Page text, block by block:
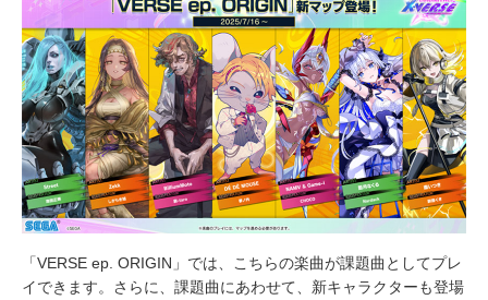
「VERSE ep. ORIGIN」では、こちらの楽曲が課題曲としてプレ
イできます。さらに、課題曲にあわせて、新キャラクターも登場